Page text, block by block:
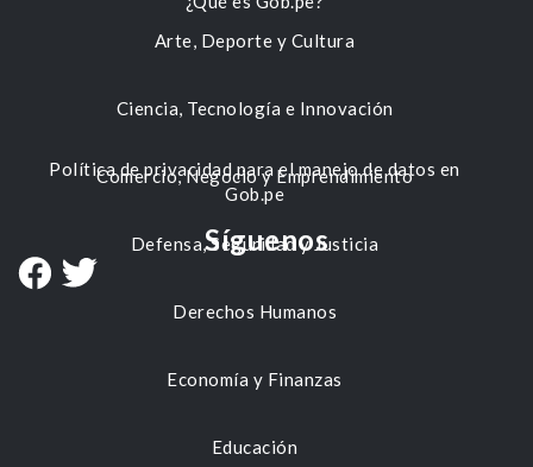
Arte, Deporte y Cultura
Ciencia, Tecnología e Innovación
Comercio, Negocio y Emprendimiento
Defensa, Seguridad y Justicia
Derechos Humanos
Economía y Finanzas
Educación
Política de privacidad para el manejo de datos en
Gob.pe
Síguenos